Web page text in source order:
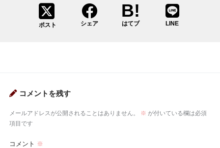
ポスト シェア はてブ LINE
コメントを残す
メールアドレスが公開されることはありません。 ※ が付いている欄は必須
項目です
コメント ※